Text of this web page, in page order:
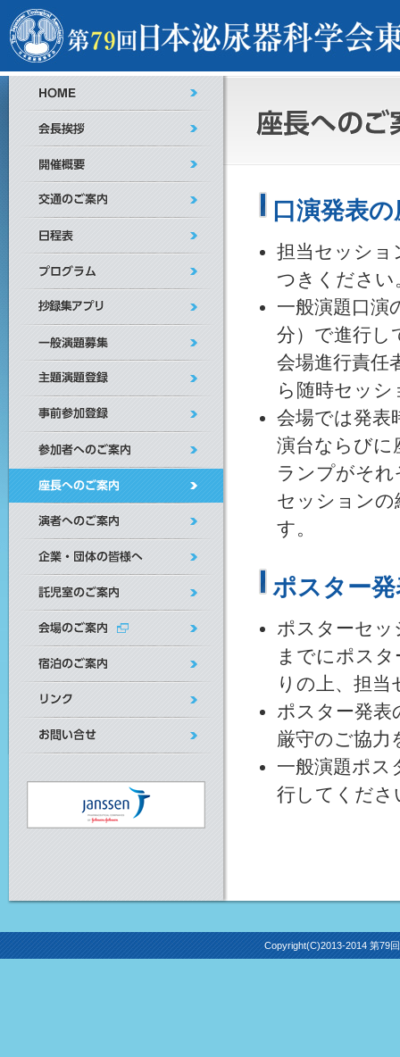
口演発表
担当セッショ
つきください
一般演題口演
分）で進行し
会場進行責任
ら随時セッ
会場では発表
演台ならびに
ランプがそ
セッションの
す。
ポスター
ポスターセッ
までにポス
りの上、担
ポスター発表
厳守のご協力
一般演題ポス
行してくださ
Copyright(C)2013-2014 第79